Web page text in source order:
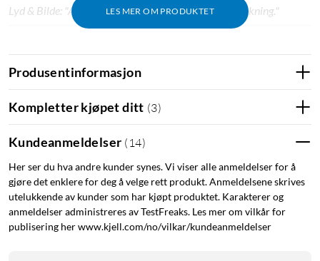
LES MER OM PRODUKTET
Lyd & Bilde: "Avansert teknologi i designbevisst innpakning."
Oppsummering
Lyd forhåndsinnstilt av KEF
Opptil 80 timers spilletid (35 timer med ANC)
Adaptiv støyreduksjon i sanntid
Transparency Mode for å være oppmerksom på
Romlig lyd med hodesporing
Klare samtaler med AI-støttet støydemping
Lett og robust konstruksjon
Bluetooth 5.3 med tilkobling til to enheter samtidig
Produsentinformasjon
Kompletter kjøpet ditt (3)
Kundeanmeldelser ( 14)
Her ser du hva andre kunder synes. Vi viser alle anmeldelser for å
gjøre det enklere for deg å velge rett produkt. Anmeldelsene skrives
utelukkende av kunder som har kjøpt produktet. Karakterer og
anmeldelser administreres av TestFreaks. Les mer om vilkår for
publisering her www.kjell.com/no/vilkar/kundeanmeldelser